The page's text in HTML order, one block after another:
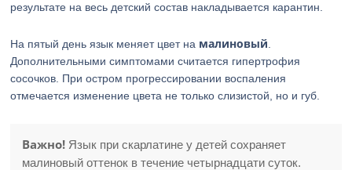
результате на весь детский состав накладывается карантин.
На пятый день язык меняет цвет на малиновый
Дополнительными симптомами считается гипертрофия
сосочков. При остром прогрессировании воспаления
отмечается изменение цвета не только слизистой, но и губ.
Важно! Язык при скарлатине у детей сохраняет
малиновый оттенок в течение четырнадцати суток.